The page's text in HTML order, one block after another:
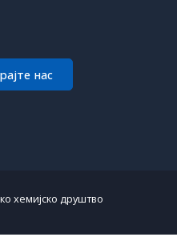
нас
хемијско друштво